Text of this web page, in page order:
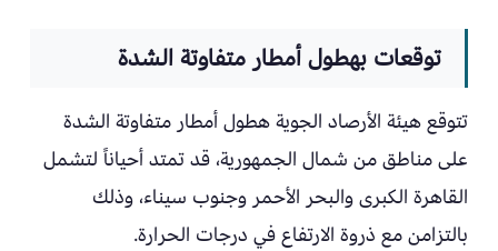
توقعات بهطول أمطار متفاوتة الشدة
تتوقع هيئة الأرصاد الجوية هطول أمطار متفاوتة الشدة
على مناطق من شمال الجمهورية، قد تمتد أحياناً لتشمل
القاهرة الكبرى والبحر الأحمر وجنوب سيناء، وذلك
بالتزامن مع ذروة الارتفاع في درجات الحرارة.